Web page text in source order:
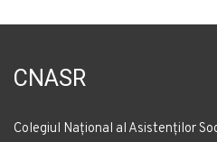
CNASR
Colegiul Național al Asistenților